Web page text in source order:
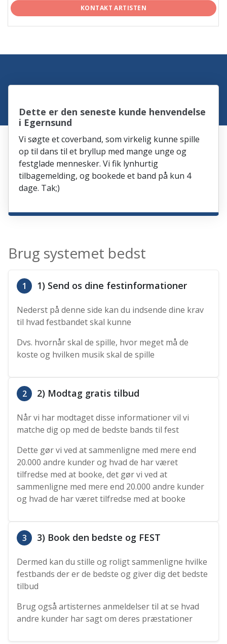
KONTAKT ARTISTEN
Dette er den seneste kunde henvendelse
i Egernsund
Vi søgte et coverband, som virkelig kunne spille
op til dans til et bryllup med mange unge og
festglade mennesker. Vi fik lynhurtig
tilbagemelding, og bookede et band på kun 4
dage. Tak;)
Brug systemet bedst
1 1) Send os dine festinformationer
Nederst på denne side kan du indsende dine krav
til hvad festbandet skal kunne
Dvs. hvornår skal de spille, hvor meget må de
koste og hvilken musik skal de spille
2 2) Modtag gratis tilbud
Når vi har modtaget disse informationer vil vi
matche dig op med de bedste bands til fest
Dette gør vi ved at sammenligne med mere end
20.000 andre kunder og hvad de har været
tilfredse med at booke, det gør vi ved at
sammenligne med mere end 20.000 andre kunder
og hvad de har været tilfredse med at booke
3 3) Book den bedste og FEST
Dermed kan du stille og roligt sammenligne hvilke
festbands der er de bedste og giver dig det bedste
tilbud
Brug også artisternes anmeldelser til at se hvad
andre kunder har sagt om deres præstationer